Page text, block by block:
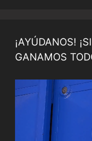
¡AYÚDANOS!
GANAMOS
Reproductor
de